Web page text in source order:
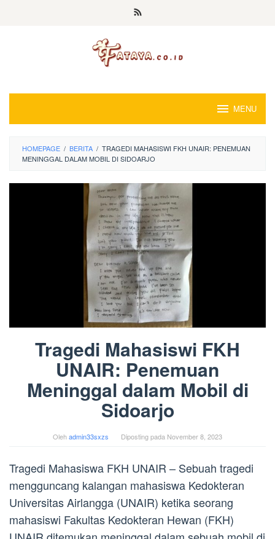
MENU
HOMEPAGE / BERITA / TRAGEDI MAHASISWI FKH UNAIR: PENEMUAN
MENINGGAL DALAM MOBIL DI SIDOARJO
Tragedi Mahasiswi FKH
UNAIR: Penemuan
Meninggal dalam Mobil di
Sidoarjo
Olehadmin33sxzs Diposting pada November 8, 2023
Tragedi Mahasiswa FKH UNAIR – Sebuah tragedi
mengguncang kalangan mahasiswa Kedokteran
Universitas Airlangga (UNAIR) ketika seorang
mahasiswi Fakultas Kedokteran Hewan (FKH)